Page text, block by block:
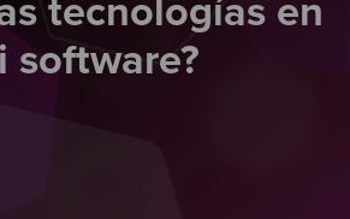
tecnologías en
software?